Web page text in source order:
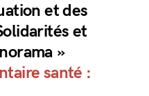
et des
et
»
santé :